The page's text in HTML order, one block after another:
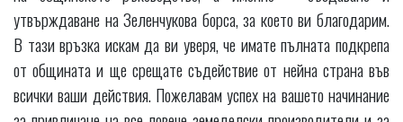
утвърждаване на Зеленчукова борса, за което ви благодарим.
В тази връзка искам да ви уверя, че имате пълната подкрепа
от общината и ще срещате съдействие от нейна страна във
всички ваши действия. Пожелавам успех на вашето начинание